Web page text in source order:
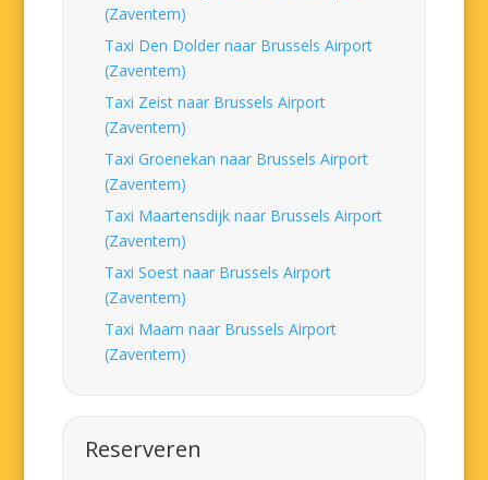
(Zaventem)
Taxi Den Dolder naar Brussels Airport
(Zaventem)
Taxi Zeist naar Brussels Airport
(Zaventem)
Taxi Groenekan naar Brussels Airport
(Zaventem)
Taxi Maartensdijk naar Brussels Airport
(Zaventem)
Taxi Soest naar Brussels Airport
(Zaventem)
Taxi Maarn naar Brussels Airport
(Zaventem)
Reserveren